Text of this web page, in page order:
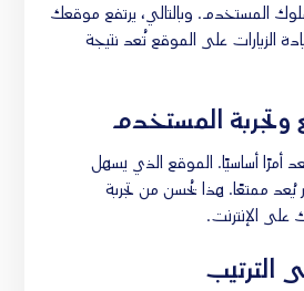
المستخدم. وبالتالي، يرتفع موقعك
الزيارات على الموقع تُعد نتيجة
المستخدم
أمرًا أساسيًا. الموقع الذي يسهل
يُعد ممتعًا. هذا يُحسن من تجربة
على الإنترنت.
الترتيب